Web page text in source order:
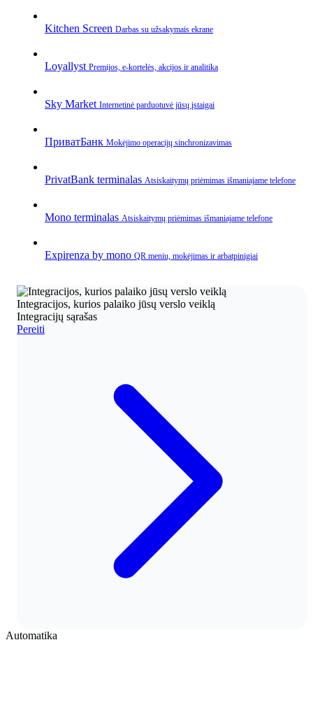
Kitchen Screen Darbas su užsakymais ekrane
Loyallyst Premijos, e‑kortelės, akcijos ir analitika
Sky Market Internetinė parduotuvė jūsų įstaigai
ПриватБанк Mokėjimo operacijų sinchronizavimas
PrivatBank terminalas Atsiskaitymų priėmimas išmaniajame telefone
Mono terminalas Atsiskaitymų priėmimas išmaniajame telefone
Expirenza by mono QR meniu, mokėjimas ir arbatpinigiai
Integracijos, kurios palaiko jūsų verslo veiklą
Integracijų sąrašas
Pereiti
Automatika